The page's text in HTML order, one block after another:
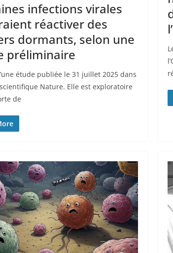
infections virales
réactiver des
dormants, selon une
préliminaire
étude publiée le 31 juillet 2025 dans
Nature. Elle est exploratoire
de